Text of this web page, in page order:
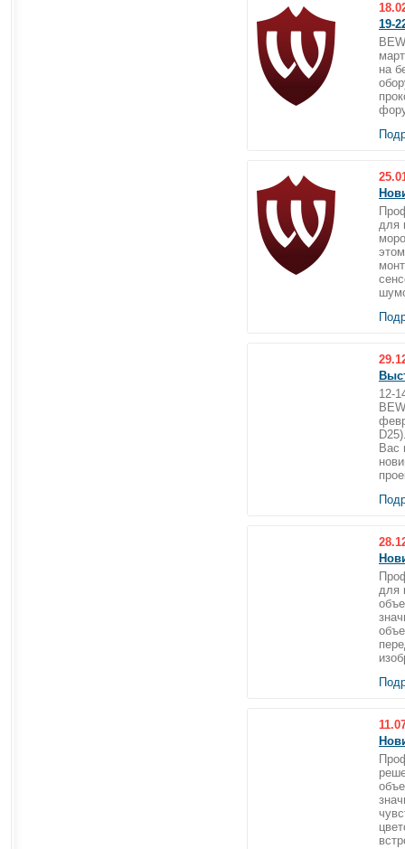
19-
на
для
12-
Вас
для